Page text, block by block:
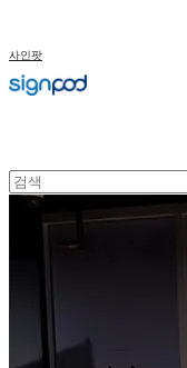
사인팟